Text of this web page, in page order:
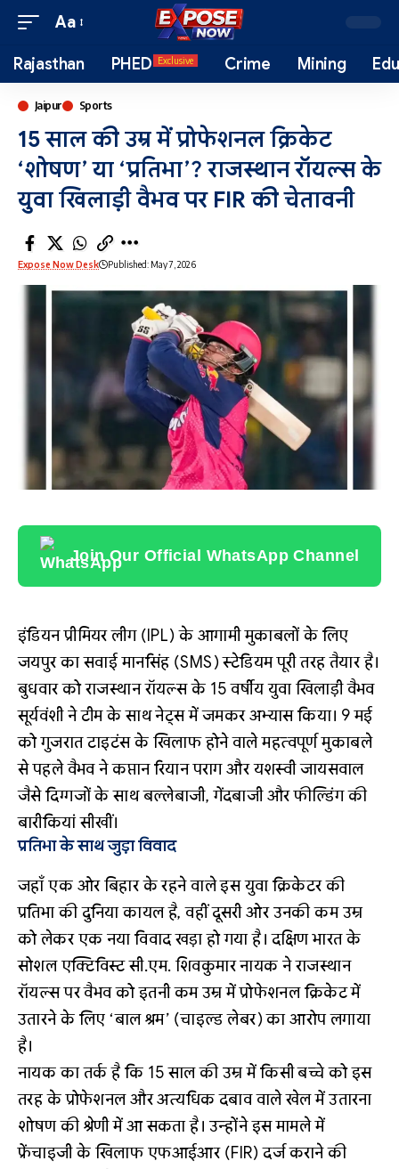
Aa
Rajasthan PHED Exclusive Crime Mining
Jaipur Sports
15 साल की उम्र में प्रोफेशनल क्रिकेट
‘शोषण’ या ‘प्रतिभा’? राजस्थान रॉयल्स के
युवा खिलाड़ी वैभव पर FIR की चेतावनी
Expose Now Desk Published: May 7, 2026
Join Our Official WhatsApp Channel
इंडियन प्रीमियर लीग (IPL) के आगामी मुकाबलों के लिए
जयपुर का सवाई मानसिंह (SMS) स्टेडियम पूरी तरह तैयार है।
बुधवार को राजस्थान रॉयल्स के 15 वर्षीय युवा खिलाड़ी वैभव
सूर्यवंशी ने टीम के साथ नेट्स में जमकर अभ्यास किया। 9 मई
को गुजरात टाइटंस के खिलाफ होने वाले महत्वपूर्ण मुकाबले
से पहले वैभव ने कप्तान रियान पराग और यशस्वी जायसवाल
जैसे दिग्गजों के साथ बल्लेबाजी, गेंदबाजी और फील्डिंग की
बारीकियां सीखीं।
प्रतिभा के साथ जुड़ा विवाद
जहाँ एक ओर बिहार के रहने वाले इस युवा क्रिकेटर की
प्रतिभा की दुनिया कायल है, वहीं दूसरी ओर उनकी कम उम्र
को लेकर एक नया विवाद खड़ा हो गया है। दक्षिण भारत के
सोशल एक्टिविस्ट सी.एम. शिवकुमार नायक ने राजस्थान
रॉयल्स पर वैभव को इतनी कम उम्र में प्रोफेशनल क्रिकेट में
उतारने के लिए ‘बाल श्रम’ (चाइल्ड लेबर) का आरोप लगाया
है।
नायक का तर्क है कि 15 साल की उम्र में किसी बच्चे को इस
तरह के प्रोफेशनल और अत्यधिक दबाव वाले खेल में उतारना
शोषण की श्रेणी में आ सकता है। उन्होंने इस मामले में
फ्रेंचाइजी के खिलाफ एफआईआर (FIR) दर्ज कराने की